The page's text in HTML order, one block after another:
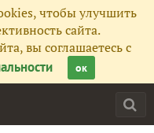
чтобы улучшить
сайта.
вы соглашаетесь с
ок